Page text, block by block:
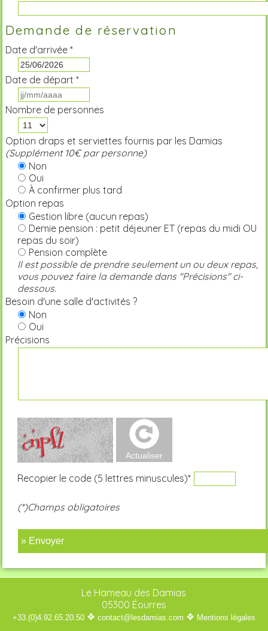
Demande de réservation
Date d'arrivée *
Date de départ *
Nombre de personnes
Option draps et serviettes fournis par les Damias
(Supplément 10€ par personne)
Non
Oui
À confirmer plus tard
Option repas
Gestion libre (aucun repas)
Demie pension : petit déjeuner ET (repas du midi OU
repas du soir)
Pension complète
Il est possible de prendre seulement un ou deux repas,
vous pouvez faire la demande dans "Précisions" ci-
dessous.
Besoin d'une salle d'activités ?
Non
Oui
Précisions
Recopier le code (5 lettres minuscules)*
(*)Champs obligatoires
» Envoyer
Le Hameau des Damias
05300 Éourres
+33.(0)4.92.65.20.50 ❖ contact@lesdamias.com ❖ Mentions légales